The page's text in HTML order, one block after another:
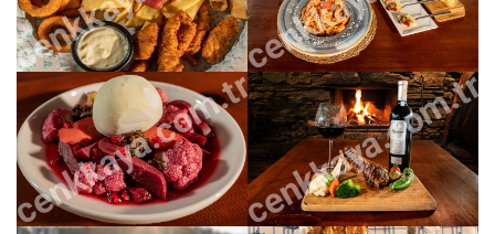
cenkkaya.com.trcenkkaya.com.tr